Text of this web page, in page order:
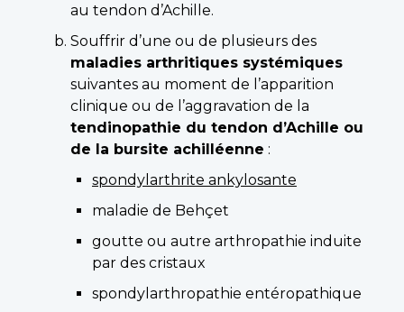
au tendon d’Achille.
Souffrir d’une ou de plusieurs des
maladies arthritiques systémiques
suivantes au moment de l’apparition
clinique ou de l’aggravation de la
tendinopathie du tendon d’Achille ou
de la bursite achilléenne :
spondylarthrite ankylosante
maladie de Behçet
goutte ou autre arthropathie induite
par des cristaux
spondylarthropathie entéropathique